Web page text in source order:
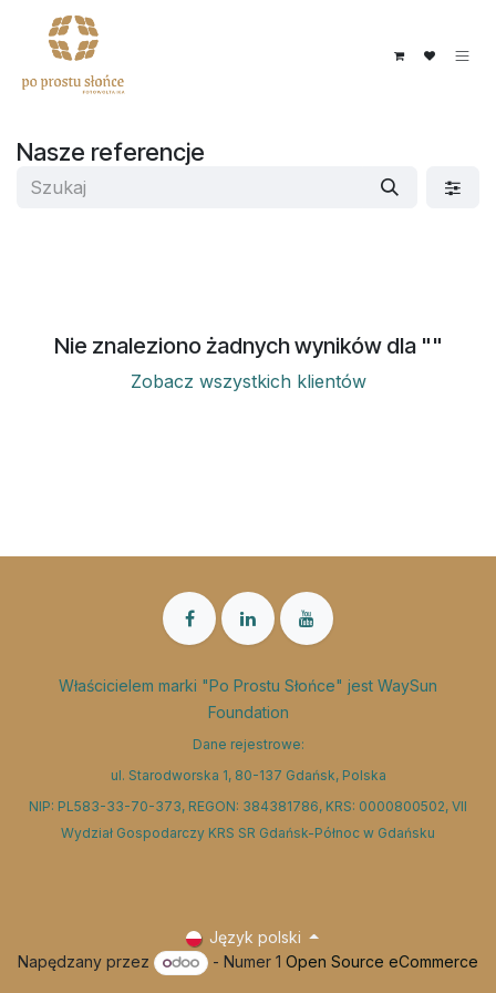
Przejdź do zawartości
Nasze referencje
Nie znaleziono żadnych wyników dla ""
Zobacz wszystkich klientów
Właścicielem marki "Po Prostu Słońce" jest WaySun
Foundation
Dane rejestrowe:
ul. Starodworska 1, 80-137 Gdańsk, Polska
NIP: PL583-33-70-373, REGON: 384381786, KRS: 0000800502, VII
Wydział Gospodarczy KRS SR Gdańsk-Północ w Gdańsku
Język polski
Napędzany przez
- Numer 1 Open Source eCommerce